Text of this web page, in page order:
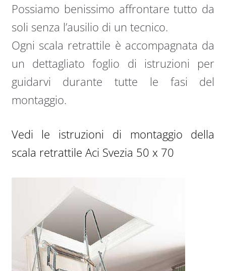
Possiamo benissimo affrontare tutto da
soli senza l’ausilio di un tecnico.
Ogni scala retrattile è accompagnata da
un dettagliato foglio di istruzioni per
guidarvi durante tutte le fasi del
montaggio.
Vedi le istruzioni di montaggio della
scala retrattile Aci Svezia 50 x 70